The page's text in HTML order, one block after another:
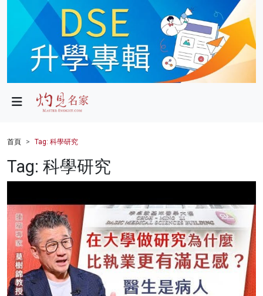
政局
財經
健康
商業
科技
影片
名家榜
首頁 Tag: 科學研究
Tag: 科學研究